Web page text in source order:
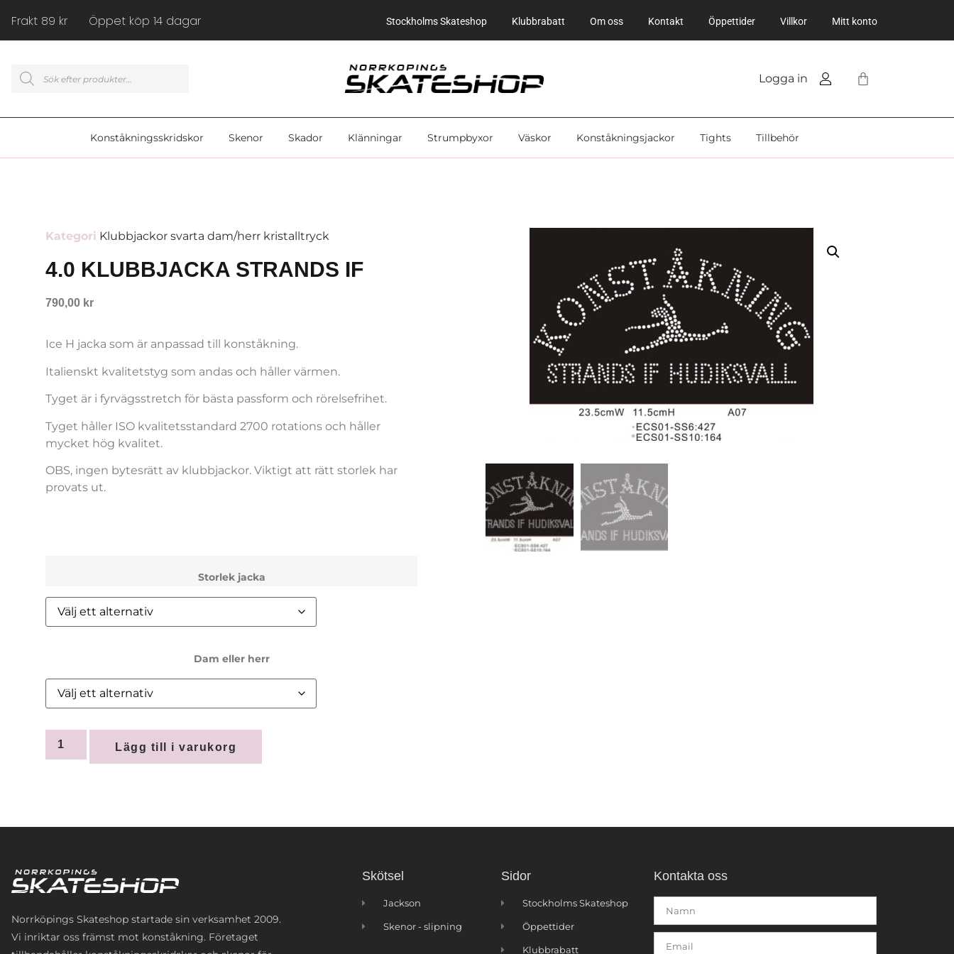
Frakt 89 kr Öppet köp 14 dagar Stockholms Skateshop Klubbrabatt Om oss Kontakt Öppettider Villkor Mitt konto
Logga in
Konståkningsskridskor Skenor Skador Klänningar Strumpbyxor Väskor Konståkningsjackor Tights Tillbehör
Kategori Klubbjackor svarta dam/herr kristalltryck
4.0 KLUBBJACKA STRANDS IF
790,00 kr
Ice H jacka som är anpassad till konståkning.
Italienskt kvalitetstyg som andas och håller värmen.
Tyget är i fyrvägsstretch för bästa passform och rörelsefrihet.
Tyget håller ISO kvalitetsstandard 2700 rotations och håller
mycket hög kvalitet.
OBS, ingen bytesrätt av klubbjackor. Viktigt att rätt storlek har
provats ut.
Storlek jacka
Dam eller herr
Lägg till i varukorg
Norrköpings Skateshop startade sin verksamhet 2009.
Vi inriktar oss främst mot konståkning. Företaget
Skötsel
Jackson
Skenor - slipning
Sidor
Stockholms Skateshop
Öppettider
Klubbrabatt
Kontakta oss